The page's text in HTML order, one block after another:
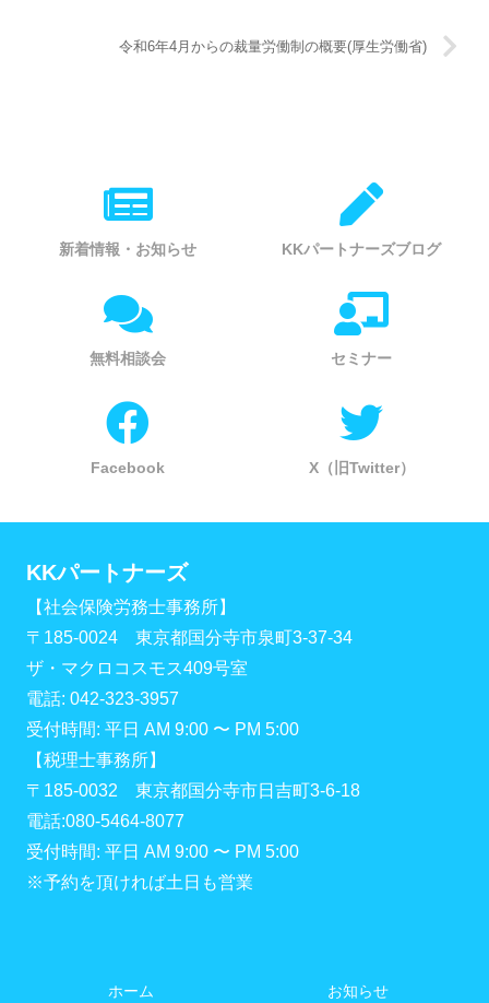
令和6年4月からの裁量労働制の概要(厚生労働省)
新着情報・お知らせ KKパートナーズブログ
無料相談会 セミナー
Facebook X（旧Twitter）
KKパートナーズ
【社会保険労務士事務所】
〒185-0024 東京都国分寺市泉町3-37-34
ザ・マクロコスモス409号室
電話: 042-323-3957
受付時間: 平日 AM 9:00 〜 PM 5:00
【税理士事務所】
〒185-0032 東京都国分寺市日吉町3-6-18
電話:080-5464-8077
受付時間: 平日 AM 9:00 〜 PM 5:00
※予約を頂ければ土日も営業
ホーム お知らせ